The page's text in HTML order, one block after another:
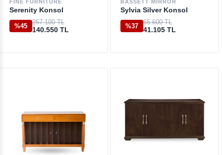
FINE FURNITURE
Serenity Konsol
%45
257.100 TL
140.550 TL
BASSETT MIRROR
Sylvia Silver Konsol
%37
65.600 TL
41.105 TL